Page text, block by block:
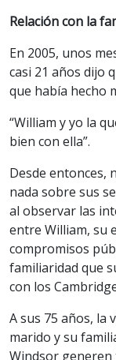
Relación con la
En 2005, unos
casi 21 años dijo
que había hecho
“William y yo la
bien con ella”.
Desde entonces,
nada sobre sus
al observar las
entre William, su
compromisos
familiaridad que
con los
A sus 75 años, la
marido y su
Windsor